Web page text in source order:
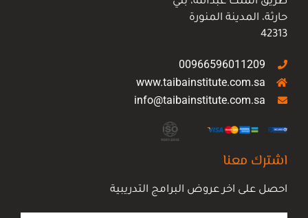
حارثة، المدينة المنورة
42313
00966596011209
www.taibainstitute.com.sa
info@taibainstitute.com.sa
اشترك معنا
احصل على اخر عروض البرامج التدريبية